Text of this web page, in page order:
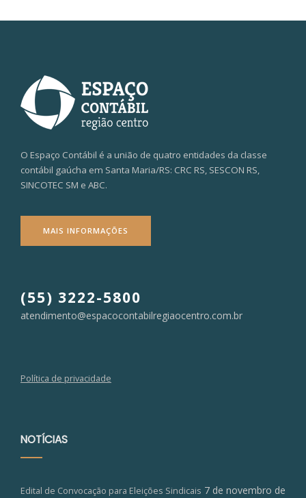
O Espaço Contábil é a união de quatro entidades da classe
contábil gaúcha em Santa Maria/RS: CRC RS, SESCON RS,
SINCOTEC SM e ABC.
MAIS INFORMAÇÕES
(55) 3222-5800
atendimento@espacocontabilregiaocentro.com.br
Política de privacidade
NOTÍCIAS
Edital de Convocação para Eleições Sindicais 7 de novembro de